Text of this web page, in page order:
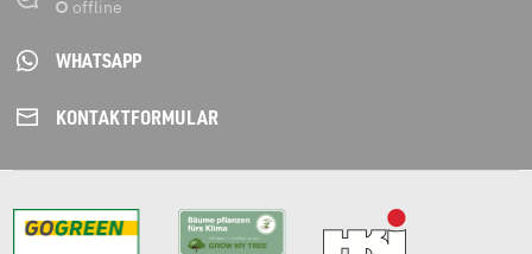
WHATSAPP
KONTAKT­FORMULAR